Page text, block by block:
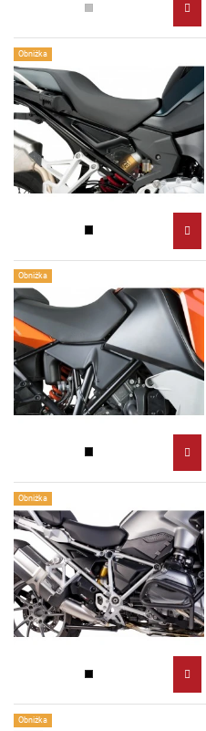
Lekko przyciemniany (H)
Czarny mat (J)
Obniżka
Czarny mat (J)
Obniżka
Czarny mat (J)
Obniżka
Obniżka